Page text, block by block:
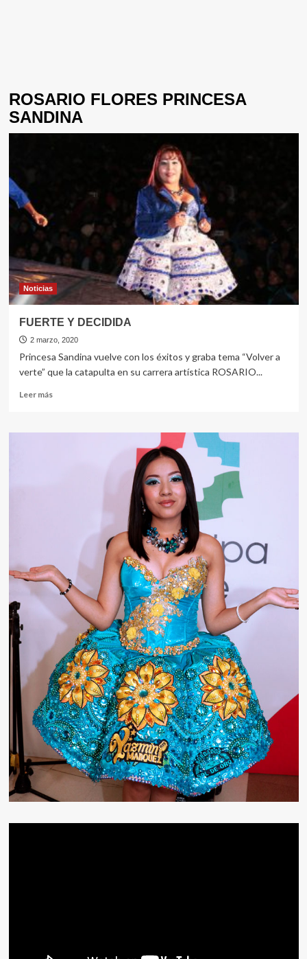
ROSARIO FLORES PRINCESA
SANDINA
Noticias
FUERTE Y DECIDIDA
2 marzo, 2020
Princesa Sandina vuelve con los éxitos y graba tema “Volver a
verte” que la catapulta en su carrera artística ROSARIO...
Leer másLeer
FUERTE